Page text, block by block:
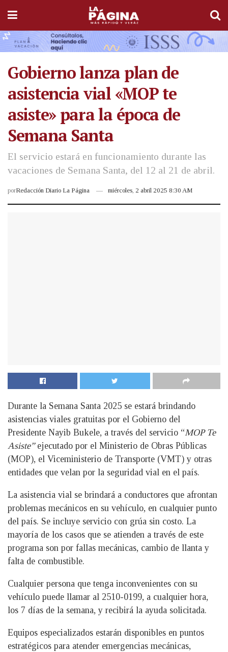
Gobierno lanza plan de
asistencia vial «MOP te
asiste» para la época de
Semana Santa
El servicio estará en funcionamiento durante las
vacaciones de Semana Santa, del 12 al 21 de abril.
porRedacción Diario La Página miércoles, 2 abril 2025 8:30 AM
Durante la Semana Santa 2025 se estará brindando
asistencias viales gratuitas por el Gobierno del
Presidente Nayib Bukele, a través del servicio “MOP Te
Asiste” ejecutado por el Ministerio de Obras Públicas
(MOP), el Viceministerio de Transporte (VMT) y otras
entidades que velan por la seguridad vial en el país.
La asistencia vial se brindará a conductores que afrontan
problemas mecánicos en su vehículo, en cualquier punto
del país. Se incluye servicio con grúa sin costo. La
mayoría de los casos que se atienden a través de este
programa son por fallas mecánicas, cambio de llanta y
falta de combustible.
Cualquier persona que tenga inconvenientes con su
vehículo puede llamar al 2510-0199, a cualquier hora,
los 7 días de la semana, y recibirá la ayuda solicitada.
Equipos especializados estarán disponibles en puntos
estratégicos para atender emergencias mecánicas,